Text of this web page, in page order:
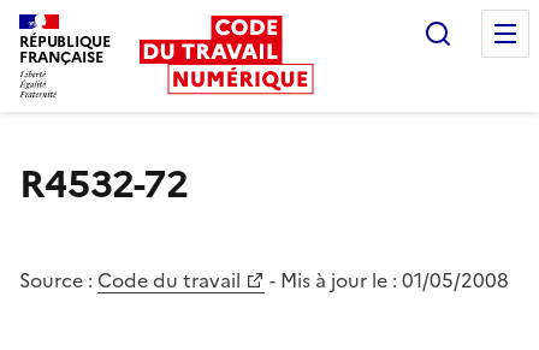
RÉPUBLIQUE
FRANÇAISE
R4532-72
Source : Code du travail - Mis à jour le : 01/05/2008